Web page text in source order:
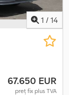
1 / 14
67.650 EUR
preț fix plus TVA